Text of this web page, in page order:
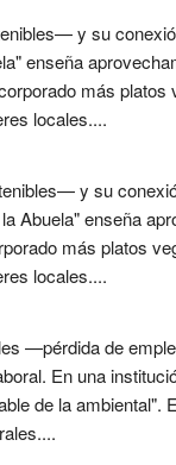
y su
enseña
más platos
locales....
y su
Abuela" enseña
más platos
locales....
—pérdida de
En una
de la ambiental".